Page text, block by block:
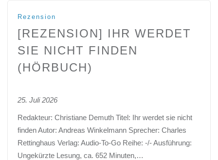
Rezension
[REZENSION] IHR WERDET
SIE NICHT FINDEN
(HÖRBUCH)
25. Juli 2026
Redakteur: Christiane Demuth Titel: Ihr werdet sie nicht
finden Autor: Andreas Winkelmann Sprecher: Charles
Rettinghaus Verlag: Audio-To-Go Reihe: -/- Ausführung:
Ungekürzte Lesung, ca. 652 Minuten,…